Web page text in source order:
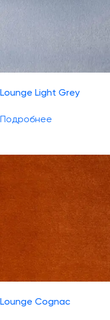
Lounge Light Grey
Подробнее
Lounge Cognac